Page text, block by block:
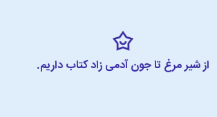
از شیر مرغ تا جون آدمی زاد کتاب داریم.